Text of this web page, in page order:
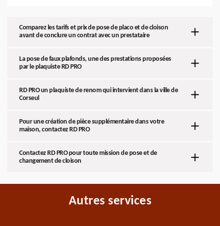
Comparez les tarifs et prix de pose de placo et de cloison
avant de conclure un contrat avec un prestataire
La pose de faux plafonds, une des prestations proposées
par le plaquiste RD PRO
RD PRO un plaquiste de renom qui intervient dans la ville de
Corseul
Pour une création de pièce supplémentaire dans votre
maison, contactez RD PRO
Contactez RD PRO pour toute mission de pose et de
changement de cloison
Autres services